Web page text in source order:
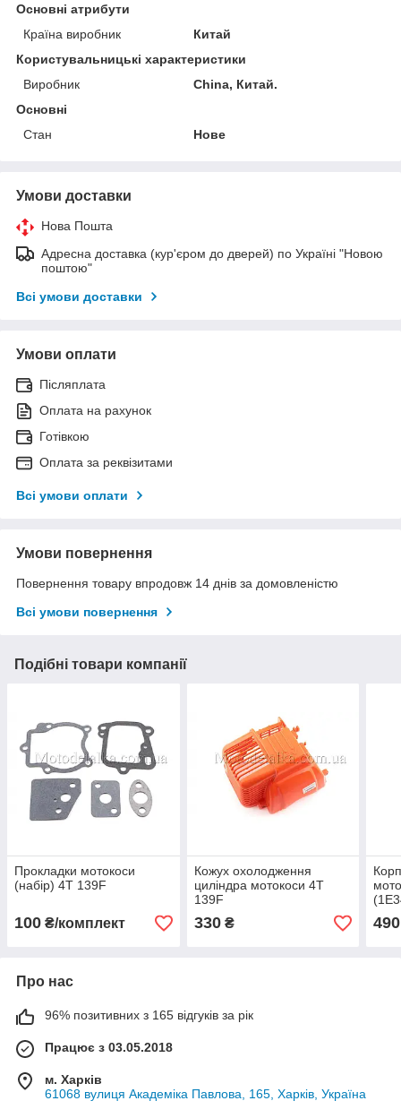
Основні атрибути
Країна виробник
Китай
Користувальницькі характеристики
Виробник
China, Китай.
Основні
Стан
Нове
Умови доставки
Нова Пошта
Адресна доставка (кур'єром до дверей) по Україні "Новою
поштою"
Всі умови доставки
Умови оплати
Післяплата
Оплата на рахунок
Готівкою
Оплата за реквізитами
Всі умови оплати
Умови повернення
Повернення товару впродовж 14 днів за домовленістю
Всі умови повернення
Подібні товари компанії
Прокладки мотокоси
(набір) 4T 139F
100 ₴/комплект
Кожух охолодження
циліндра мотокоси 4T
139F
330₴ 490
Про нас
96% позитивних з 165 відгуків за рік
Працює з 03.05.2018
м. Харків
61068 вулиця Академіка Павлова, 165, Харків, Україна